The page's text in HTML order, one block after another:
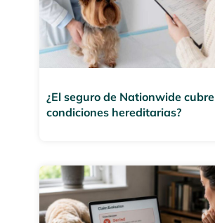
¿El seguro de Nationwide cubre
condiciones hereditarias?